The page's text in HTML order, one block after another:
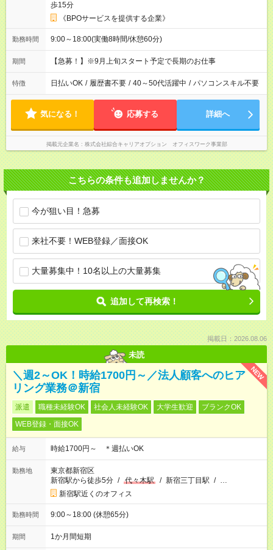
歩15分
《BPOサービスを提供する企業》
勤務時間 9:00～18:00(実働8時間/休憩60分)
期間 【急募！】※9月上旬スタート予定で長期のお仕事
特徴 日払いOK / 履歴書不要 / 40～50代活躍中 / パソコンスキル不要
気になる！ 応募する 詳細へ
掲載元企業名 株式会社綜合キャリアオプション オフィスワーク事業部
こちらの条件も追加しませんか？
今が狙い目！急募
来社不要！WEB登録／面接OK
大量募集中！10名以上の大量募集
追加して再検索！
掲載日：2026.08.06
未読
NEW
＼週2～OK！時給1700円～／法人顧客へのヒア
リング業務＠新宿
派遣 職種未経験OK 社会人未経験OK 大学生歓迎
ブランクOK
WEB登録・面接OK
給与 時給1700円～ ＊週払いOK
勤務地
東京都新宿区
新宿駅から徒歩5分 / 代々木駅 / 新宿三丁目駅 / …
新宿駅近くのオフィス
勤務時間 9:00～18:00 (休憩65分)
期間 1か月間短期